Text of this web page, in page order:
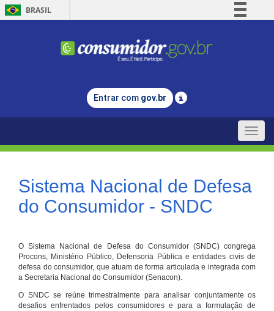
BRASIL
Comunica BR
Legislação
Entrar com gov.br
Toggle
Sistema Nacional de Defesa
do Consumidor - SNDC
O Sistema Nacional de Defesa do Consumidor (SNDC) congrega
Procons, Ministério Público, Defensoria Pública e entidades civis de
defesa do consumidor, que atuam de forma articulada e integrada com
a Secretaria Nacional do Consumidor (Senacon).
O SNDC se reúne trimestralmente para analisar conjuntamente os
desafios enfrentados pelos consumidores e para a formulação de